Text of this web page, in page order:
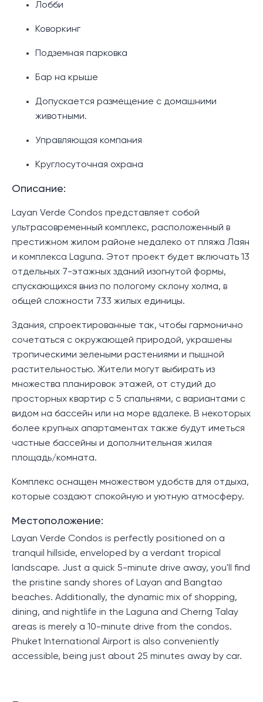
Лобби
Коворкинг
Подземная парковка
Бар на крыше
Допускается размещение с домашними
животными.
Управляющая компания
Круглосуточная охрана
Описание:
Layan Verde Condos представляет собой
ультрасовременный комплекс, расположенный в
престижном жилом районе недалеко от пляжа Лаян
и комплекса Laguna. Этот проект будет включать 13
отдельных 7-этажных зданий изогнутой формы,
спускающихся вниз по пологому склону холма, в
общей сложности 733 жилых единицы.
Здания, спроектированные так, чтобы гармонично
сочетаться с окружающей природой, украшены
тропическими зелеными растениями и пышной
растительностью. Жители могут выбирать из
множества планировок этажей, от студий до
просторных квартир с 5 спальнями, с вариантами с
видом на бассейн или на море вдалеке. В некоторых
более крупных апартаментах также будут иметься
частные бассейны и дополнительная жилая
площадь/комната.
Комплекс оснащен множеством удобств для отдыха,
которые создают спокойную и уютную атмосферу.
Местоположение:
Layan Verde Condos is perfectly positioned on a
tranquil hillside, enveloped by a verdant tropical
landscape. Just a quick 5-minute drive away, you'll find
the pristine sandy shores of Layan and Bangtao
beaches. Additionally, the dynamic mix of shopping,
dining, and nightlife in the Laguna and Cherng Talay
areas is merely a 10-minute drive from the condos.
Phuket International Airport is also conveniently
accessible, being just about 25 minutes away by car.